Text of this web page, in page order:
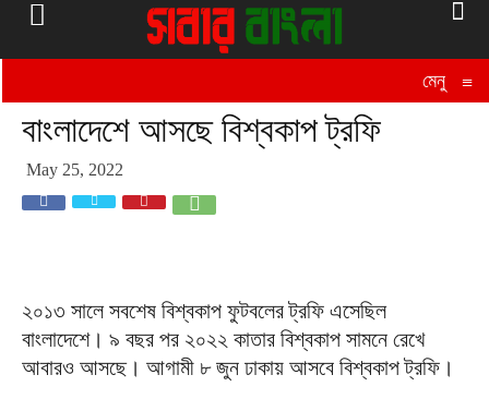
মেনু ≡
বাংলাদেশে আসছে বিশ্বকাপ ট্রফি
May 25, 2022
২০১৩ সালে সবশেষ বিশ্বকাপ ফুটবলের ট্রফি এসেছিল
বাংলাদেশে। ৯ বছর পর ২০২২ কাতার বিশ্বকাপ সামনে রেখে
আবারও আসছে। আগামী ৮ জুন ঢাকায় আসবে বিশ্বকাপ ট্রফি।